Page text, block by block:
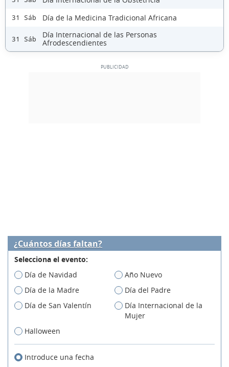
31 Sáb Día de la Medicina Tradicional Africana
31 Sáb
Día Internacional de las Personas
Afrodescendientes
¿Cuántos días faltan?
Selecciona el evento:
Día de Navidad
Año Nuevo
Día de la Madre
Día del Padre
Día de San Valentín
Día Internacional de la
Mujer
Halloween
Introduce una fecha